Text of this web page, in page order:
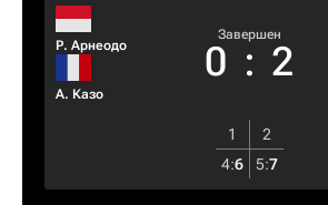
Р. Арнеодо
А. Казо
Завершен
0 : 2
1
2
4:6 5:7